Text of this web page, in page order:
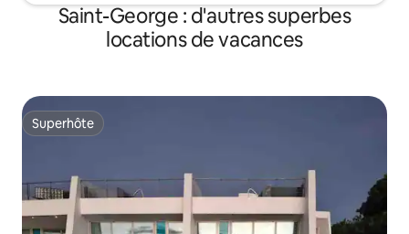
Saint-George : d'autres superbes
locations de vacances
Superhôte
Superhôte